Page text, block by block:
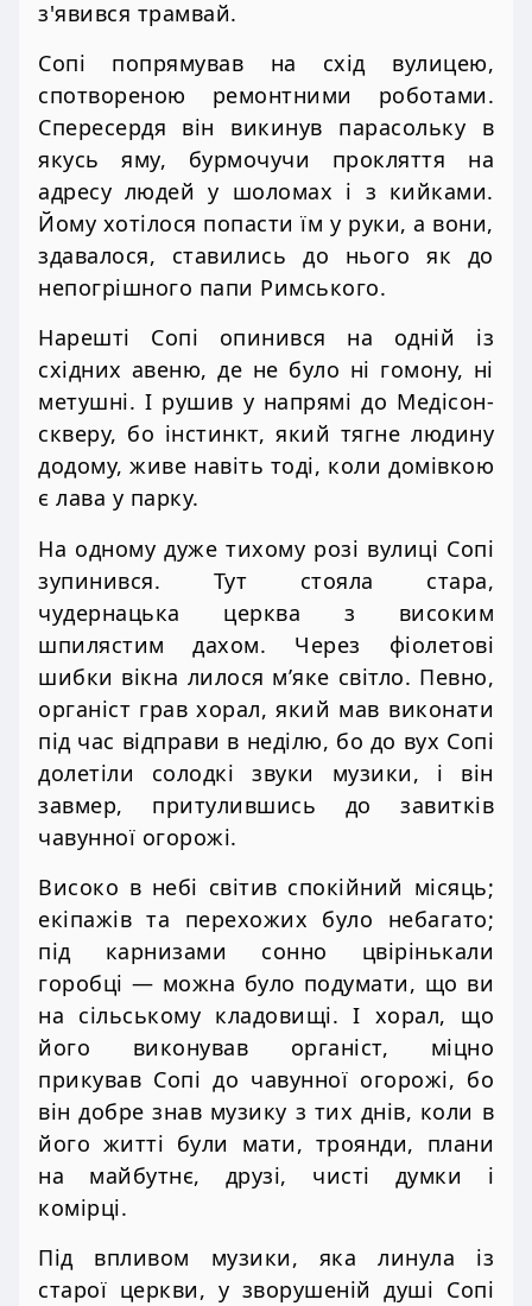
з'явився трамвай.
Сопі попрямував на схід вулицею,
спотвореною ремонтними роботами.
Спересердя він викинув парасольку в
якусь яму, бурмочучи прокляття на
адресу людей у шоломах і з кийками.
Йому хотілося попасти їм у руки, а вони,
здавалося, ставились до нього як до
непогрішного папи Римського.
Нарешті Сопі опинився на одній із
східних авеню, де не було ні гомону, ні
метушні. І рушив у напрямі до Медісон-
скверу, бо інстинкт, який тягне людину
додому, живе навіть тоді, коли домівкою
є лава у парку.
На одному дуже тихому розі вулиці Сопі
зупинився. Тут стояла стара,
чудернацька церква з високим
шпилястим дахом. Через фіолетові
шибки вікна лилося м’яке світло. Певно,
органіст грав хорал, який мав виконати
під час відправи в неділю, бо до вух Сопі
долетіли солодкі звуки музики, і він
завмер, притулившись до завитків
чавунної огорожі.
Високо в небі світив спокійний місяць;
екіпажів та перехожих було небагато;
під карнизами сонно цвірінькали
горобці — можна було подумати, що ви
на сільському кладовищі. І хорал, що
його виконував органіст, міцно
прикував Сопі до чавунної огорожі, бо
він добре знав музику з тих днів, коли в
його житті були мати, троянди, плани
на майбутнє, друзі, чисті думки і
комірці.
Під впливом музики, яка линула із
старої церкви, у зворушеній душі Сопі